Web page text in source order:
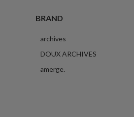
BRAND
archives
DOUX ARCHIVES
amerge.